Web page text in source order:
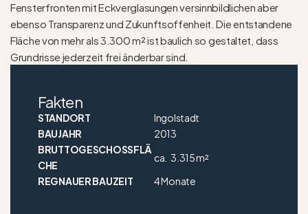
Fensterfronten mit Eckverglasungen versinnbildlichen aber
ebenso Transparenz und Zukunftsoffenheit. Die entstandene
Fläche von mehr als 3.300 m² ist baulich so gestaltet, dass
Grundrisse jederzeit frei änderbar sind.
Fakten
STANDORT
Ingolstadt
BAUJAHR
2013
BRUTTOGESCHOSSFLÄ
CHE
ca. 3.315 m²
REGNAUER BAUZEIT
4 Monate